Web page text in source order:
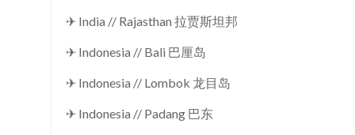
✈ India // Rajasthan 拉贾斯坦邦
✈ Indonesia // Bali 巴厘岛
✈ Indonesia // Lombok 龙目岛
✈ Indonesia // Padang 巴东